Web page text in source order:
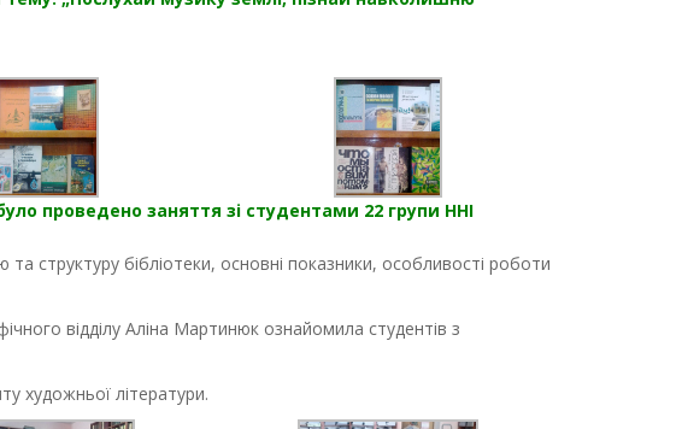
проведено заняття зі студентами 22 групи ННІ
структуру бібліотеки, основні показники, особливості роботи
відділу Аліна Мартинюк ознайомила студентів з
художньої літератури.